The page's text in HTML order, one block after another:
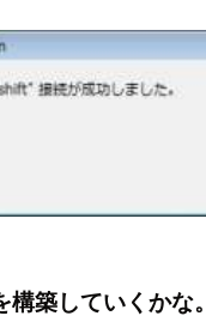
築していくかな。